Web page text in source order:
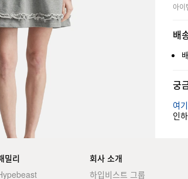
아
배
궁
여기
인
밀리
회사 소개
하입비스트 그룹